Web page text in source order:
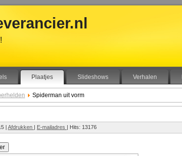
Plaatjes Slideshows Verhalen
Spiderman uit vorm
| Afdrukken | E-mailadres | Hits: 13176